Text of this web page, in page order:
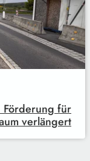
für
verlängert